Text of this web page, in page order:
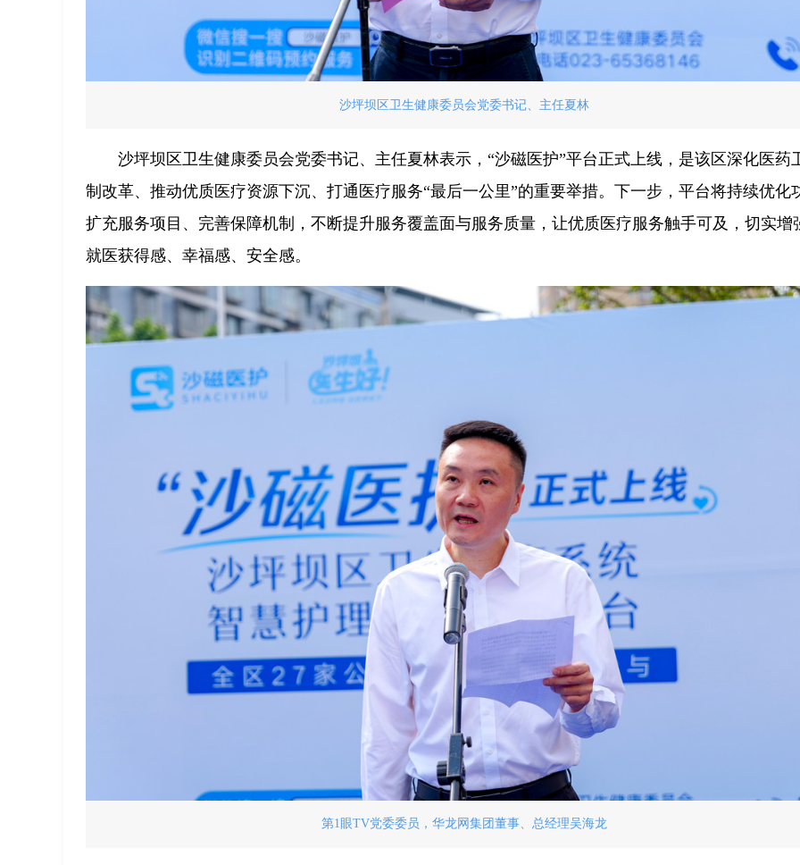
沙坪坝区卫生健康委员会党委书记、主任夏林
沙坪坝区卫生健康委员会党委书记、主任夏林表示，“沙磁医护”平台正式上线，是该区深化医药
制改革、推动优质医疗资源下沉、打通医疗服务“最后一公里”的重要举措。下一步，平台将持续优化
扩充服务项目、完善保障机制，不断提升服务覆盖面与服务质量，让优质医疗服务触手可及，切实增
就医获得感、幸福感、安全感。
第1眼TV党委委员，华龙网集团董事、总经理吴海龙